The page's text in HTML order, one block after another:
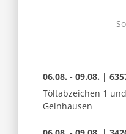
06.08. - 09.08. |
Töltabzeichen 1
Gelnhausen